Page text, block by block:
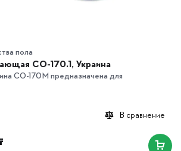
пола
СО-170.1, Украина
СО-170М предназначена для
В сравнение